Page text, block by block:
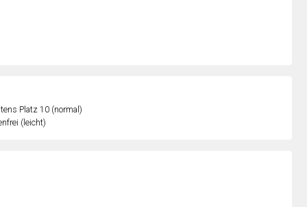
Platz 10 (normal)
(leicht)